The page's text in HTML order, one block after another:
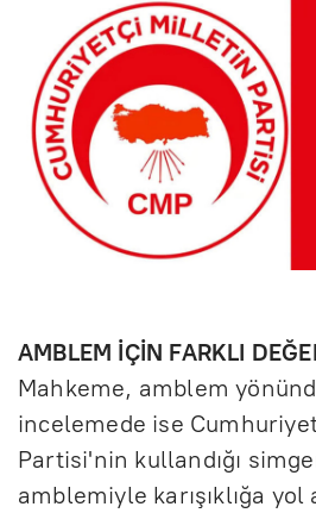
AMBLEM İÇİN FARKLI
Mahkeme, amblem
incelemede ise
Partisi'nin kullandığı
amblemiyle karışıklığa